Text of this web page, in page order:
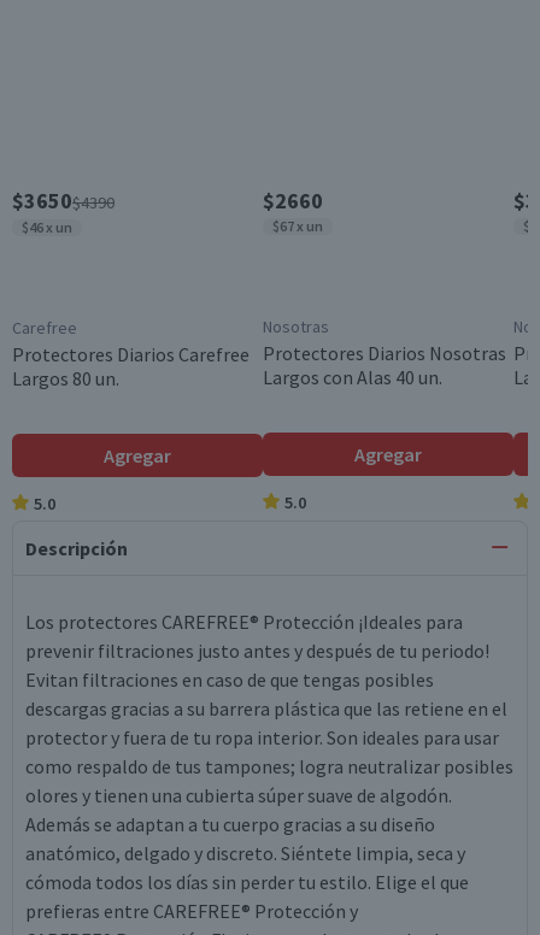
$3650$4390
$46 x un
Carefree
Protectores Diarios Carefree
Largos 80 un.
Agregar
5.0
$2660
$67 x un
Nosotras
Protectores Diarios Nosotras
Largos con Alas 40 un.
Agregar
5.0
Descripción
Los protectores CAREFREE® Protección ¡Ideales para
prevenir filtraciones justo antes y después de tu periodo!
Evitan filtraciones en caso de que tengas posibles
descargas gracias a su barrera plástica que las retiene en el
protector y fuera de tu ropa interior. Son ideales para usar
como respaldo de tus tampones; logra neutralizar posibles
olores y tienen una cubierta súper suave de algodón.
Además se adaptan a tu cuerpo gracias a su diseño
anatómico, delgado y discreto. Siéntete limpia, seca y
cómoda todos los días sin perder tu estilo. Elige el que
prefieras entre CAREFREE® Protección y